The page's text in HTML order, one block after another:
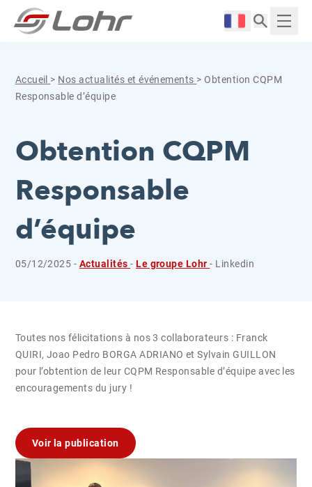
Aller directement au contenu
Langue :
Accueil > Nos actualités et événements >Obtention CQPM
Responsable d’équipe
Obtention CQPM
Responsable
d’équipe
05/12/2025 - Actualités-Le groupe Lohr- Linkedin
Toutes nos félicitations à nos 3 collaborateurs : Franck
QUIRI, Joao Pedro BORGA ADRIANO et Sylvain GUILLON
pour l’obtention de leur CQPM Responsable d’équipe avec les
encouragements du jury !
Voir la publication
Panneau de gestion des cookies